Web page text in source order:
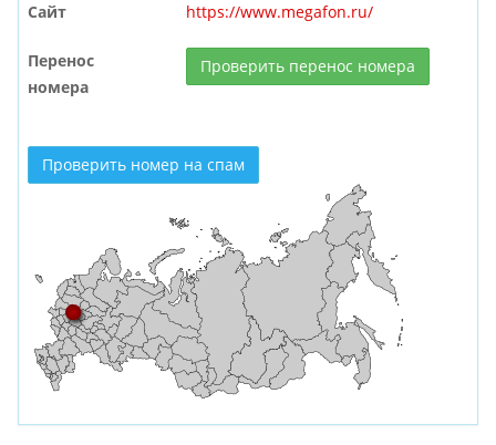
Сайт https://www.megafon.ru/
Перенос
номера
Проверить перенос номера
Проверить номер на спам